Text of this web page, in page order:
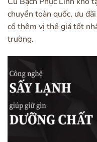
chuyển toàn quốc, ưu
cố thêm vị thế giá tốt
trường.